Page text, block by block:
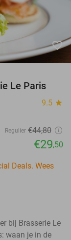
favorite_border
Le Paris
9.5 star
Regulier €44,80
€29,50
Deals. Wees
bij Brasserie Le
waan je in de